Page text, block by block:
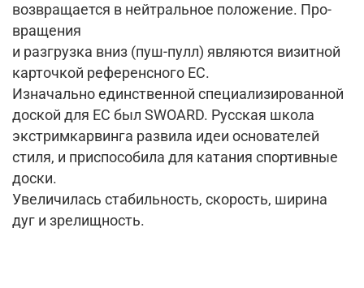
возвращается в нейтральное положение. Про-
вращения
и разгрузка вниз (пуш-пулл) являются визитной
карточкой референсного EC.
Изначально единственной специализированной
доской для EC был SWOARD. Русская школа
экстримкарвинга развила идеи основателей
стиля, и приспособила для катания спортивные
доски.
Увеличилась стабильность, скорость, ширина
дуг и зрелищность.